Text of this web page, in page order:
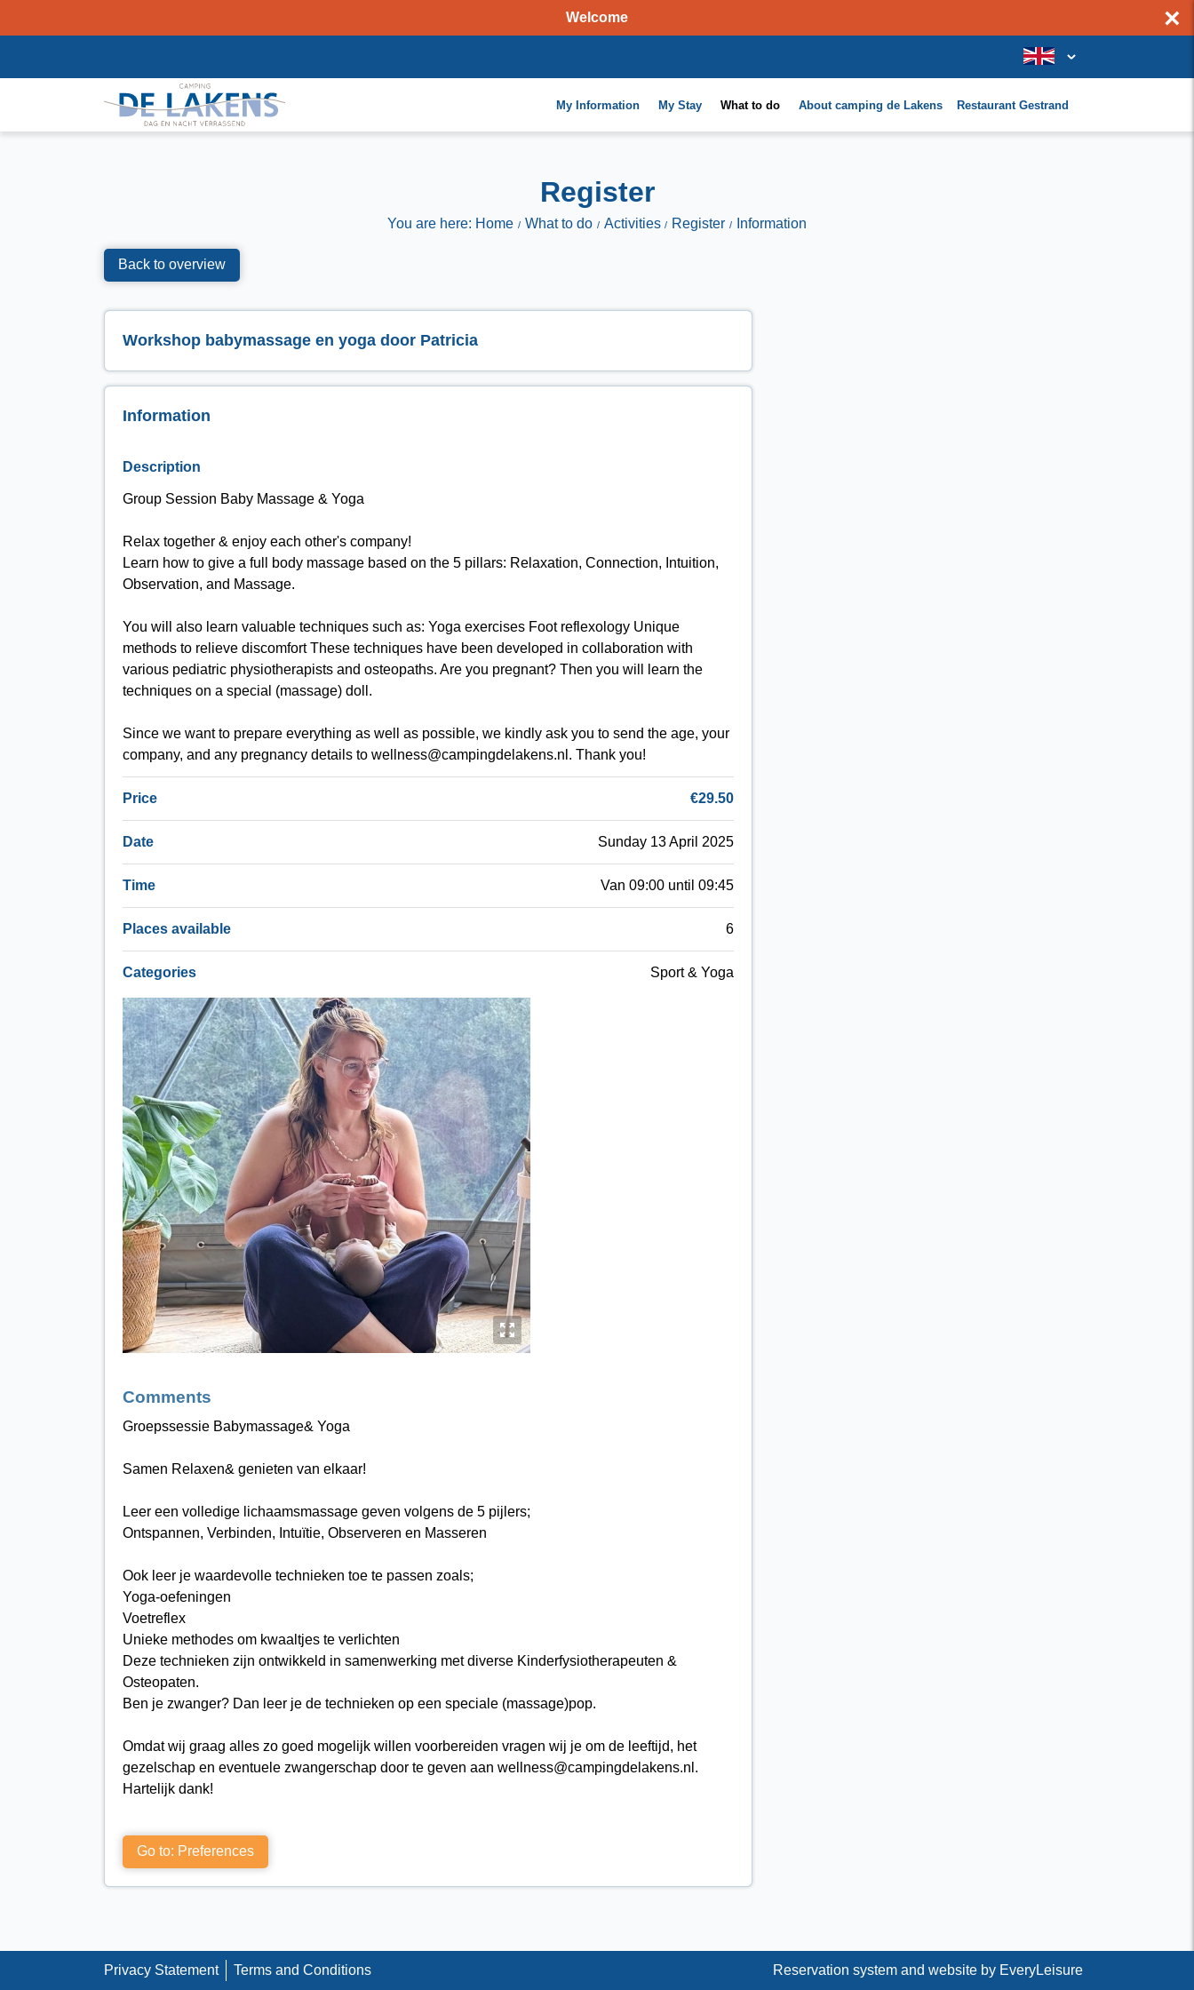
Welcome ×
My Information My Stay What to do About camping de Lakens Restaurant Gestrand
Register
You are here: Home What to do Activities Register Information
Back to overview
Workshop babymassage en yoga door Patricia
Information
Description
Group Session Baby Massage & Yoga
Relax together & enjoy each other's company!
Learn how to give a full body massage based on the 5 pillars: Relaxation, Connection, Intuition,
Observation, and Massage.
You will also learn valuable techniques such as: Yoga exercises Foot reflexology Unique
methods to relieve discomfort These techniques have been developed in collaboration with
various pediatric physiotherapists and osteopaths. Are you pregnant? Then you will learn the
techniques on a special (massage) doll.
Since we want to prepare everything as well as possible, we kindly ask you to send the age, your
company, and any pregnancy details to wellness@campingdelakens.nl. Thank you!
Price €29.50
Date Sunday 13 April 2025
Time Van 09:00 until 09:45
Places available 6
Categories Sport & Yoga
y
Comments
Groepssessie Babymassage& Yoga
Samen Relaxen& genieten van elkaar!
Leer een volledige lichaamsmassage geven volgens de 5 pijlers;
Ontspannen, Verbinden, Intuïtie, Observeren en Masseren
Ook leer je waardevolle technieken toe te passen zoals;
Yoga-oefeningen
Voetreflex
Unieke methodes om kwaaltjes te verlichten
Deze technieken zijn ontwikkeld in samenwerking met diverse Kinderfysiotherapeuten &
Osteopaten.
Ben je zwanger? Dan leer je de technieken op een speciale (massage)pop.
Omdat wij graag alles zo goed mogelijk willen voorbereiden vragen wij je om de leeftijd, het
gezelschap en eventuele zwangerschap door te geven aan wellness@campingdelakens.nl.
Hartelijk dank!
Go to: Preferences
Privacy Statement Terms and Conditions Reservation system and website by EveryLeisure